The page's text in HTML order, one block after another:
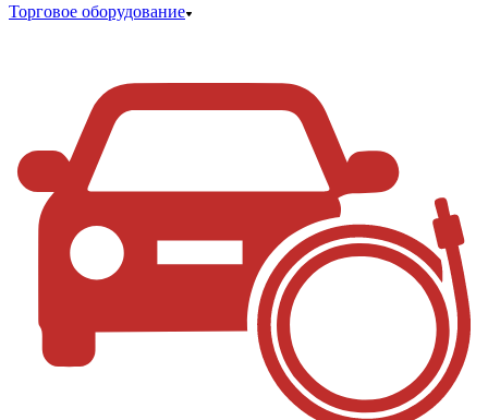
Торговое оборудование